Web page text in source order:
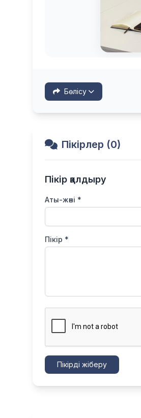
Бөлісу
Пікірлер (0)
Пікір қалдыру
Аты-жөні *
Пікір *
Пікірді жіберу